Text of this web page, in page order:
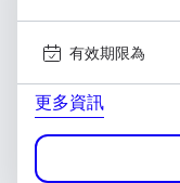
有效期限為
更多資訊